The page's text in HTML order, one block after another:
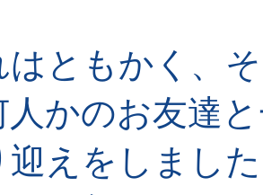
ともかく、
人かのお友達
迎えをしまし